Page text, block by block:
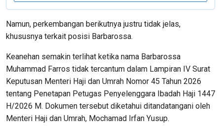
Namun, perkembangan berikutnya justru tidak jelas,
khususnya terkait posisi Barbarossa.
Keanehan semakin terlihat ketika nama Barbarossa
Muhammad Farros tidak tercantum dalam Lampiran IV Surat
Keputusan Menteri Haji dan Umrah Nomor 45 Tahun 2026
tentang Penetapan Petugas Penyelenggara Ibadah Haji 1447
H/2026 M. Dokumen tersebut diketahui ditandatangani oleh
Menteri Haji dan Umrah, Mochamad Irfan Yusup.